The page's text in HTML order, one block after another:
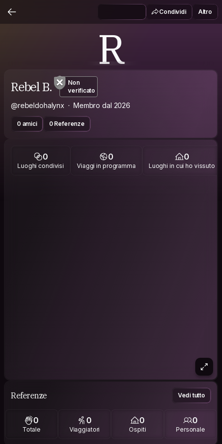
Condividi Altro
R
Rebel B.
Non
verificato
@rebeldohalynx Membro dal 2026
0 amici 0 Referenze
0
Luoghi condivisi
0
Viaggi in programma
0
Luoghi in cui ho vissuto
Referenze Vedi tutto
0
Totale
0
Viaggiatori
0
Ospiti
0
Personale